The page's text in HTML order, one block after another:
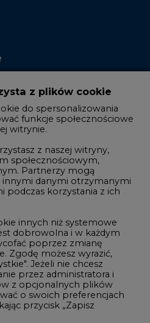
z plików cookie
do spersonalizowania
funkcje społecznościowe
witrynie.
z naszej witryny,
społecznościowym,
Partnerzy mogą
innymi danymi otrzymanymi
podczas korzystania z ich
innych niż systemowe
dobrowolna i w każdym
poprzez zmianę
Zgodę możesz wyrazić,
Jeżeli nie chcesz
przez administratora i
z opcjonalnych plików
o swoich preferencjach
przycisk „Zapisz